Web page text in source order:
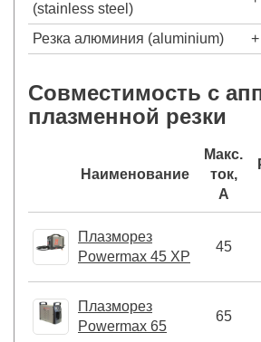
(stainless steel)
Резка алюминия (aluminium) +
Совместимость с
плазменной резки
Наименование
Макс.
ток,
А
Плазморез
Powermax 45 XP
45
Плазморез
Powermax 65
65